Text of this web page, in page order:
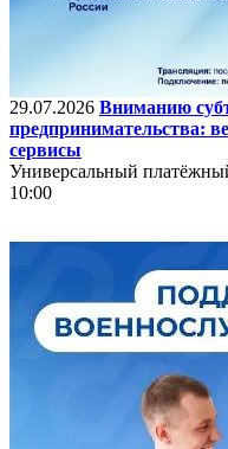
29.07.2026 Вниманию
предпринимательства:
сервисы
Универсальный
10:00